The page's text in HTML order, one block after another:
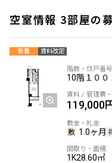
空室情報 3部屋の
新着 賃料改定
10階 １００
119,000
1.0ヶ月
1K28.60㎡